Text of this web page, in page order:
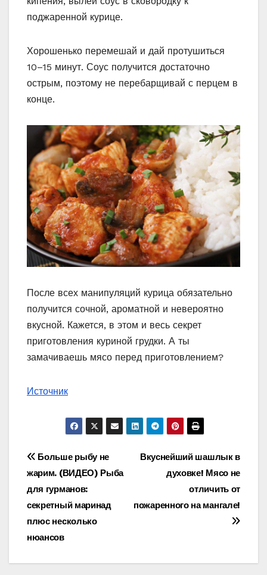
поджаренной курице.
Хорошенько перемешай и дай протушиться
10–15 минут. Соус получится достаточно
острым, поэтому не перебарщивай с перцем в
конце.
После всех манипуляций курица обязательно
получится сочной, ароматной и невероятно
вкусной. Кажется, в этом и весь секрет
приготовления куриной грудки. А ты
замачиваешь мясо перед приготовлением?
Источник
Навигация
по
записям
Вкуснейший шашлык в
духовке! Мясо не
отличить от
пожаренного на мангале!
Больше рыбу не
жарим. (ВИДЕО) Рыба
для гурманов:
секретный маринад
плюс несколько
нюансов